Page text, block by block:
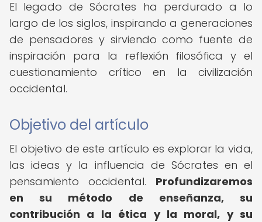
El legado de Sócrates ha perdurado a lo
largo de los siglos, inspirando a generaciones
de pensadores y sirviendo como fuente de
inspiración para la reflexión filosófica y el
cuestionamiento crítico en la civilización
occidental.
Objetivo del artículo
El objetivo de este artículo es explorar la vida,
las ideas y la influencia de Sócrates en el
pensamiento occidental. Profundizaremos
en su método de enseñanza, su
contribución a la ética y la moral, y su